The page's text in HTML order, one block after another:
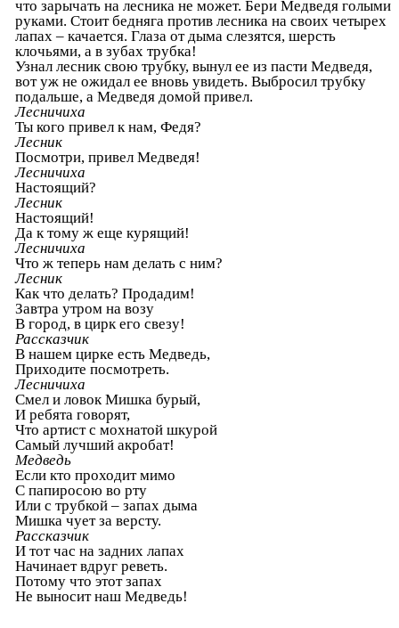
что зарычать на лесника не может. Бери Медведя голыми
руками. Стоит бедняга против лесника на своих четырех
лапах – качается. Глаза от дыма слезятся, шерсть
клочьями, а в зубах трубка!
Узнал лесник свою трубку, вынул ее из пасти Медведя,
вот уж не ожидал ее вновь увидеть. Выбросил трубку
подальше, а Медведя домой привел.
Лесничиха
Ты кого привел к нам, Федя?
Лесник
Посмотри, привел Медведя!
Лесничиха
Настоящий?
Лесник
Настоящий!
Да к тому ж еще курящий!
Лесничиха
Что ж теперь нам делать с ним?
Лесник
Как что делать? Продадим!
Завтра утром на возу
В город, в цирк его свезу!
Рассказчик
В нашем цирке есть Медведь,
Приходите посмотреть.
Лесничиха
Смел и ловок Мишка бурый,
И ребята говорят,
Что артист с мохнатой шкурой
Самый лучший акробат!
Медведь
Если кто проходит мимо
С папиросою во рту
Или с трубкой – запах дыма
Мишка чует за версту.
Рассказчик
И тот час на задних лапах
Начинает вдруг реветь.
Потому что этот запах
Не выносит наш Медведь!